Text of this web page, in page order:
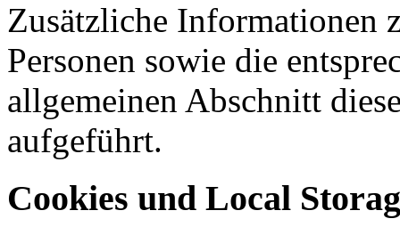
Zusätzliche Informationen
Personen sowie die
allgemeinen Abschnitt
aufgeführt.
Cookies und Local